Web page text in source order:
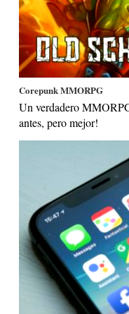
Corepunk MMORPG
Un verdadero
antes, pero mejor!